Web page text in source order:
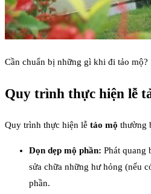
Cần chuẩn bị những gì khi đi tảo mộ?
Quy trình thực hiện lễ
Quy trình thực hiện lễ tảo mộ thường
Dọn dẹp mộ phần: Phát quang
sửa chữa những hư hỏng (nếu
phần.